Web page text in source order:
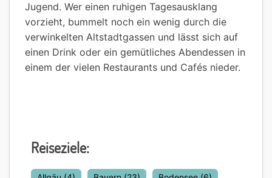
Jugend. Wer einen ruhigen Tagesausklang
vorzieht, bummelt noch ein wenig durch die
verwinkelten Altstadtgassen und lässt sich auf
einen Drink oder ein gemütliches Abendessen in
einem der vielen Restaurants und Cafés nieder.
Reiseziele: